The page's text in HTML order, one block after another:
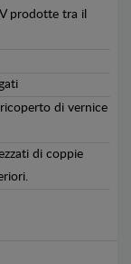
prodotte tra il
di vernice
di coppie